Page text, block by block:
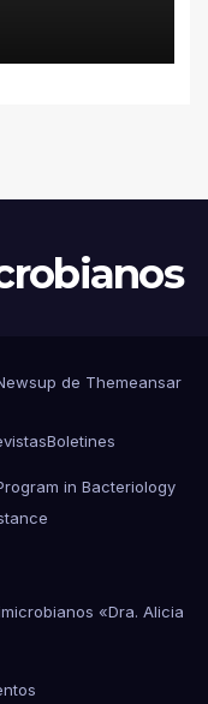
de Themeansar
Boletines
in Bacteriology
«Dra. Alicia